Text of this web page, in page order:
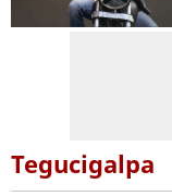
Tegucigalpa